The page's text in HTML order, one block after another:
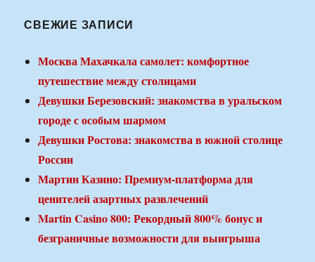
СВЕЖИЕ ЗАПИСИ
Москва Махачкала самолет: комфортное
путешествие между столицами
Девушки Березовский: знакомства в уральском
городе с особым шармом
Девушки Ростова: знакомства в южной столице
России
Мартин Казино: Премиум-платформа для
ценителей азартных развлечений
Martin Casino 800: Рекордный 800% бонус и
безграничные возможности для выигрыша